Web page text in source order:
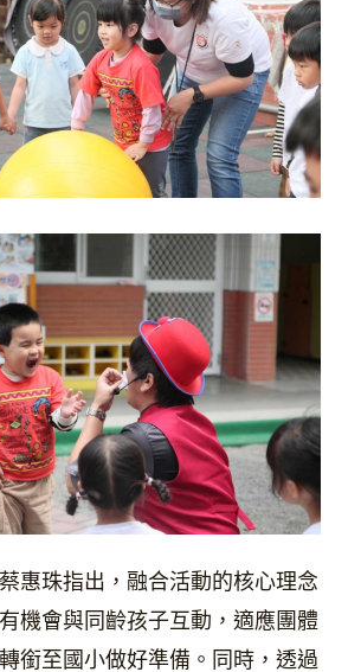
惠珠指出，融合活動的核心理念
機會與同齡孩子互動，適應團體
銜至國小做好準備。同時，透過